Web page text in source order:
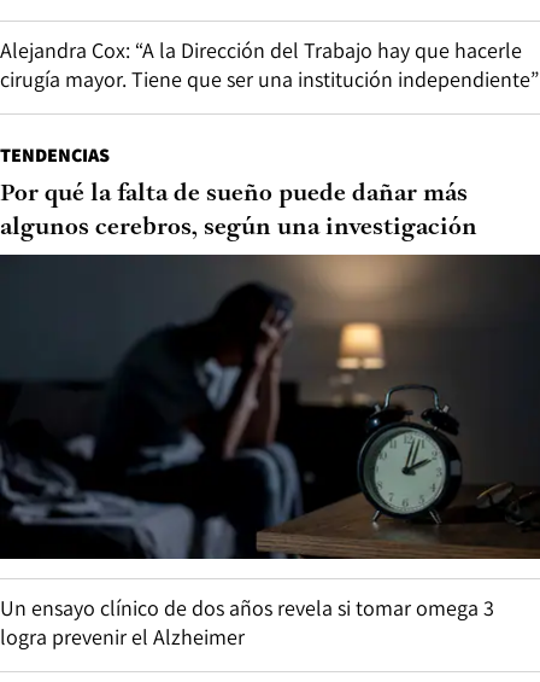
Alejandra Cox: “A la Dirección del Trabajo hay que hacerle
cirugía mayor. Tiene que ser una institución independiente”
TENDENCIAS
Por qué la falta de sueño puede dañar más
algunos cerebros, según una investigación
Un ensayo clínico de dos años revela si tomar omega 3
logra prevenir el Alzheimer